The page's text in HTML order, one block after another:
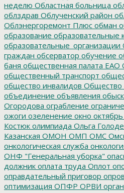
неделю Областная больница
облздрав Облученский район
Облэнергоремонт Плюс обман
образование образовательные
образовательные_организации
граждан обсерватор обучение
баня общественная палата ЕАО
общественный транспорт
общество инвалидов Общество
объединение объявления обыск
Огородова ограбление
ожоги озеленение окно октябрь
Костюк олимпиада Ольга
Казанская ОМОН ОМП ОМС
онкологическая служба
ОНФ "Генеральная уборка"
должник оплата труда Оплот
оправдательный приговор
оптимизация ОПФР ОРВИ